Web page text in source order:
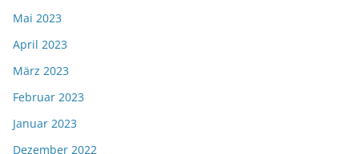
Mai 2023
April 2023
März 2023
Februar 2023
Januar 2023
Dezember 2022